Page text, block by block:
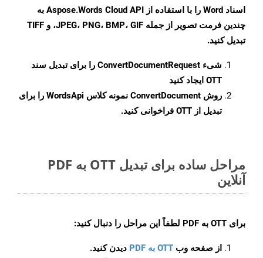
اسناد Word را با استفاده از Aspose.Words Cloud API به
چندین فرمت تصویر از جمله JPEG، PNG، BMP، GIF، و TIFF
تبدیل کنید.
شیء ConvertDocumentRequest را برای تبدیل سند
OTT ایجاد کنید
روش ConvertDocument
نمونه کلاس WordsApi را برای
تبدیل از OTT فراخوانی کنید.
مراحل ساده برای تبدیل OTT به PDF
آنلاین
برای OTT به PDF لطفاً این مراحل را دنبال کنید:
از صفحه وب OTT به PDF
دیدن کنید.